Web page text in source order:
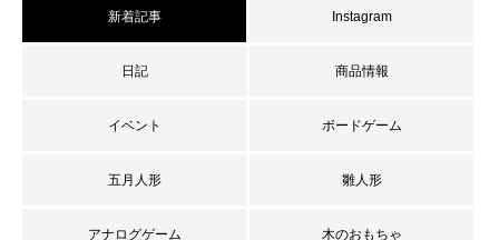
新着記事 Instagram
日記 商品情報
イベント ボードゲーム
五月人形 雛人形
アナログゲーム 木のおもちゃ